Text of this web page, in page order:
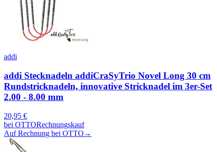
addi
addi Stecknadeln addiCraSyTrio Novel Long 30 cm
Rundstricknadeln, innovative Stricknadel im 3er-Set
2.00 - 8.00 mm
20,95 €
bei OTTORechnungskauf
Auf Rechnung bei OTTO →